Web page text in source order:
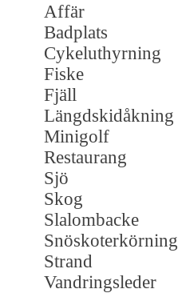
Affär
Badplats
Cykeluthyrning
Fiske
Fjäll
Längdskidåkning
Minigolf
Restaurang
Sjö
Skog
Slalombacke
Snöskoterkörning
Strand
Vandringsleder